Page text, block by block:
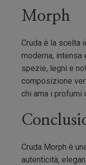
Morph
Cruda è la scelta
moderna, intensa
spezie, legni e
composizione
chi ama i profumi
Cruda Morph è
autenticità,